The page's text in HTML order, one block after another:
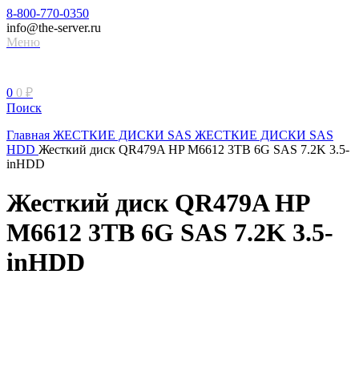
8-800-770-0350
info@the-server.ru
Меню
0 0 ₽
Поиск
Главная ЖЕСТКИЕ ДИСКИ SAS ЖЕСТКИЕ ДИСКИ SAS
HDD Жесткий диск QR479A HP M6612 3TB 6G SAS 7.2K 3.5-
inHDD
Жесткий диск QR479A HP
M6612 3TB 6G SAS 7.2K 3.5-
inHDD